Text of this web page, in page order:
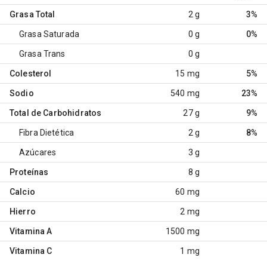
Grasa Total 2 g 3%
Grasa Saturada 0 g 0%
Grasa Trans 0 g
Colesterol 15 mg 5%
Sodio 540 mg 23%
Total de Carbohidratos 27 g 9%
Fibra Dietética 2 g 8%
Azúcares 3 g
Proteínas 8 g
Calcio 60 mg
Hierro 2 mg
Vitamina A 1500 mg
Vitamina C 1 mg